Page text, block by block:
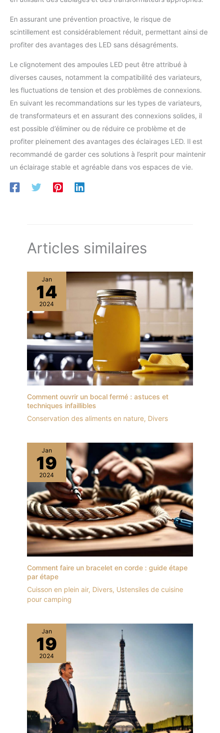
pour vos besoins en éclairage.
exceptionnelle, parfaite pour
illuminer votre salon, votre salle
à manger, votre bureau et bien
conception polyvalente vous
différentes pièces de votre
maison ou de votre lieu de
travail.
En assurant une prévention proactive, le risque de
scintillement est considérablement réduit, permettant ainsi de
profiter des avantages des LED sans désagréments.
Le clignotement des ampoules LED peut être attribué à
diverses causes, notamment la compatibilité des variateurs,
les fluctuations de tension et des problèmes de connexions.
En suivant les recommandations sur les types de variateurs,
de transformateurs et en assurant des connexions solides, il
est possible d’éliminer ou de réduire ce problème et de
profiter pleinement des avantages des éclairages LED. Il est
recommandé de garder ces solutions à l’esprit pour maintenir
un éclairage stable et agréable dans vos espaces de vie.
Articles similaires
Jan
14
2024
Comment ouvrir un bocal fermé : astuces et
techniques infaillibles
Conservation des aliments en nature, Divers
Jan
19
2024
Comment faire un bracelet en corde : guide étape
par étape
Cuisson en plein air, Divers, Ustensiles de cuisine
pour camping
Jan
19
2024